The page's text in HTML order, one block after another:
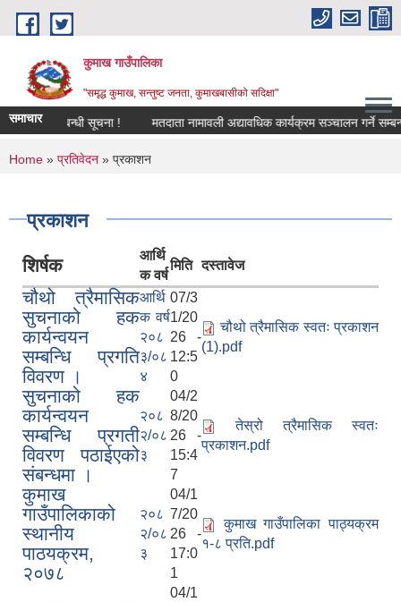
Skip to main content
कुमाख गाउँपालिका
"समृद्ध कुमाख, सन्तुष्ट जनता, कुमाखबासीको सदिक्षा"
समाचार
व्यवसाय दर्ता / नविकरण गर्ने सम्बन्धी सूचना ! मतदाता नामावली अद्यावधिक कार्यक्रम सञ्चालन गर्ने सम्बन्धी
You are here
Home » प्रतिवेदन » प्रकाशन
प्रकाशन
शिर्षक
आर्थि
क वर्ष
मिति दस्तावेज
चौथो त्रैमासिक
सुचनाको हक
कार्यन्वयन
सम्बन्धि प्रगति
विवरण ।
आर्थि
क वर्ष
२०८
३/०८
४
07/3
1/20
26 -
12:5
0
चौथो त्रैमासिक स्वतः प्रकाशन
(1).pdf
सुचनाको हक
कार्यन्वयन
सम्बन्धि प्रगती
विवरण पठाईएको
संबन्धमा ।
२०८
२/०८
३
04/2
8/20
26 -
15:4
7
तेस्रो त्रैमासिक स्वतः
प्रकाशन.pdf
कुमाख
गाउँपालिकाको
स्थानीय
पाठयक्रम,
२०७८
२०८
२/०८
३
04/1
7/20
26 -
17:0
1
कुमाख गाउँपालिका पाठ्यक्रम
१-८ प्रति.pdf
04/1